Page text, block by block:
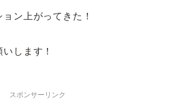
ン上がってきた！
します！
スポンサーリンク